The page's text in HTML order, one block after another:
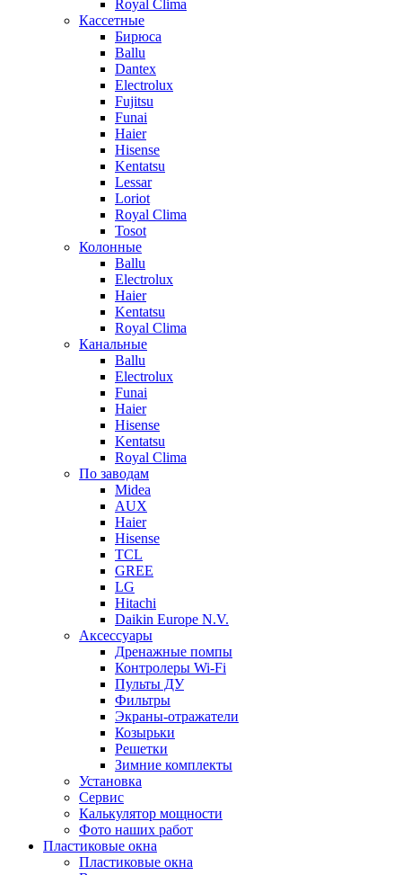
Royal Clima
Кассетные
Бирюса
Ballu
Dantex
Electrolux
Fujitsu
Funai
Haier
Hisense
Kentatsu
Lessar
Loriot
Royal Clima
Tosot
Колонные
Ballu
Electrolux
Haier
Kentatsu
Royal Clima
Канальные
Ballu
Electrolux
Funai
Haier
Hisense
Kentatsu
Royal Clima
По заводам
Midea
AUX
Haier
Hisense
TCL
GREE
LG
Hitachi
Daikin Europe N.V.
Аксессуары
Дренажные помпы
Контролеры Wi-Fi
Пульты ДУ
Фильтры
Экраны-отражатели
Козырьки
Решетки
Зимние комплекты
Установка
Сервис
Калькулятор мощности
Фото наших работ
Пластиковые окна
Пластиковые окна